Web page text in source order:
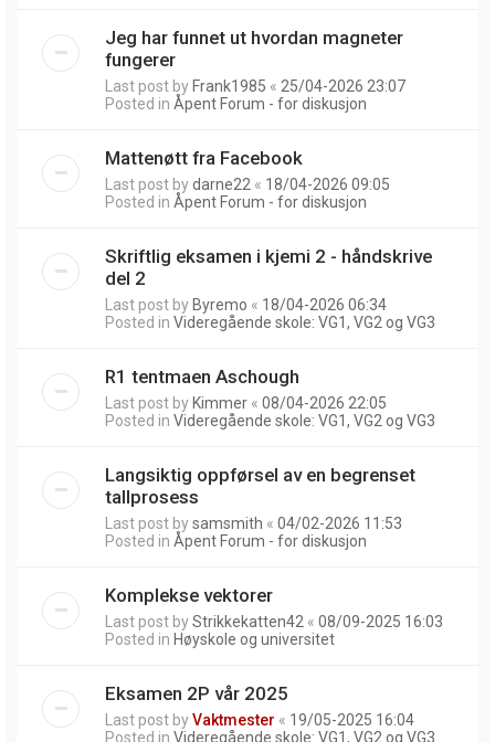
Jeg har funnet ut hvordan magneter
fungerer
Last post by Frank1985 « 25/04-2026 23:07
Posted in Åpent Forum - for diskusjon
Mattenøtt fra Facebook
Last post bydarne22 « 18/04-2026 09:05
Posted in Åpent Forum - for diskusjon
Skriftlig eksamen i kjemi 2 - håndskrive
del 2
Last post by Byremo « 18/04-2026 06:34
Posted in Videregående skole: VG1, VG2 og VG3
R1 tentmaen Aschough
Last post by Kimmer « 08/04-2026 22:05
Posted in Videregående skole: VG1, VG2 og VG3
Langsiktig oppførsel av en begrenset
tallprosess
Last post bysamsmith « 04/02-2026 11:53
Posted in Åpent Forum - for diskusjon
Komplekse vektorer
Last post byStrikkekatten42 « 08/09-2025 16:03
Posted in Høyskole og universitet
Eksamen 2P vår 2025
Last post byVaktmester « 19/05-2025 16:04
Posted in Videregående skole: VG1, VG2 og VG3